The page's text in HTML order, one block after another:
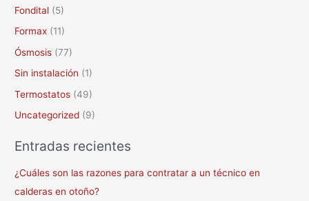
Fondital (5)
Formax (11)
Ósmosis (77)
Sin instalación (1)
Termostatos (49)
Uncategorized (9)
Entradas recientes
¿Cuáles son las razones para contratar a un técnico en
calderas en otoño?